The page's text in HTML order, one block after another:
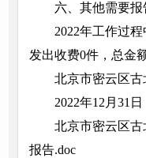
六、其他需要报
2022年工作过
发出收费0件，总金
北京市密云区
2022年12月31日
北京市密云区古
报告.doc